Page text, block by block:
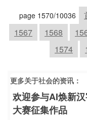
page 1570/10036
1567
1568
1574
更多关于社会的资讯：
欢迎参与AI焕新
大赛征集作品